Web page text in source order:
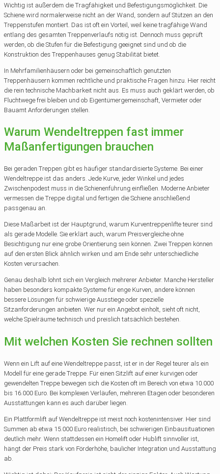
Wichtig ist außerdem die Tragfähigkeit und Befestigungsmöglichkeit. Die
Schiene wird normalerweise nicht an der Wand, sondern auf Stützen an den
Treppenstufen montiert. Das ist oft ein Vorteil, weil keine tragfähige Wand
entlang des gesamten Treppenverlaufs nötig ist. Dennoch muss geprüft
werden, ob die Stufen für die Befestigung geeignet sind und ob die
Konstruktion des Treppenhauses genug Stabilität bietet.
In Mehrfamilienhäusern oder bei gemeinschaftlich genutzten
Treppenhäusern kommen rechtliche und praktische Fragen hinzu. Hier reicht
die rein technische Machbarkeit nicht aus. Es muss auch geklärt werden, ob
Fluchtwege frei bleiben und ob Eigentümergemeinschaft, Vermieter oder
Bauamt Anforderungen stellen.
Warum Wendeltreppen fast immer
Maßanfertigungen brauchen
Bei geraden Treppen gibt es häufiger standardisierte Systeme. Bei einer
Wendeltreppe ist das anders. Jede Kurve, jeder Winkel und jedes
Zwischenpodest muss in die Schienenführung einfließen. Moderne Anbieter
vermessen die Treppe digital und fertigen die Schiene anschließend
passgenau an.
Diese Maßarbeit ist der Hauptgrund, warum Kurventreppenlifte teurer sind
als gerade Modelle. Sie erklärt auch, warum Preisvergleiche ohne
Besichtigung nur eine grobe Orientierung sein können. Zwei Treppen können
auf den ersten Blick ähnlich wirken und am Ende sehr unterschiedliche
Kosten verursachen.
Genau deshalb lohnt sich ein Vergleich mehrerer Anbieter. Manche Hersteller
haben besonders kompakte Systeme für enge Kurven, andere können
bessere Lösungen für schwierige Ausstiege oder spezielle
Sitzanforderungen anbieten. Wer nur ein Angebot einholt, sieht oft nicht,
welche Spielräume technisch und preislich tatsächlich bestehen.
Mit welchen Kosten Sie rechnen sollten
Wenn ein Lift auf eine Wendeltreppe passt, ist er in der Regel teurer als ein
Modell für eine gerade Treppe. Für einen Sitzlift auf einer kurvigen oder
gewendelten Treppe bewegen sich die Kosten oft im Bereich von etwa 10.000
bis 16.000 Euro. Bei komplexen Verläufen, mehreren Etagen oder besonderen
Ausstattungen kann es auch darüber liegen.
Ein Plattformlift auf Wendeltreppe ist meist noch kostenintensiver. Hier sind
Summen ab etwa 15.000 Euro realistisch, bei schwierigen Einbausituationen
deutlich mehr. Wenn stattdessen ein Homelift oder Hublift sinnvoller ist,
hängt der Preis stark von Förderhöhe, baulicher Integration und Ausstattung
ab.